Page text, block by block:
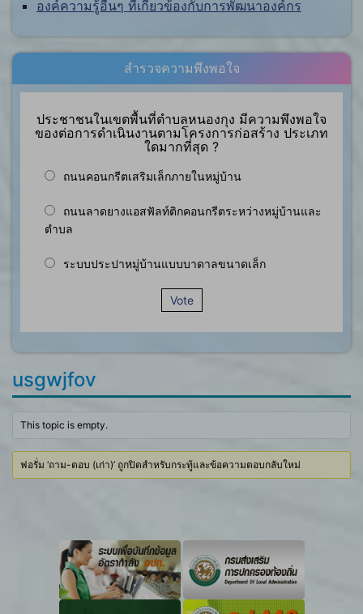
องค์ความรู้อื่นๆ ที่เกี่ยวข้องกับการพัฒนาองค์กร
สำรวจความพึงพอใจ
ประชาชนในเขตพื้นที่ตำบลหนองกุง มีความพึงพอใจ
ของต่อการดำเนินงานตามโครงการก่อสร้าง ประเภท
ใดมากที่สุด ?
ถนนคอนกรีตเสริมเล็กภายในหมู่บ้าน
ถนนลาดยางแอสฟัลท์ติกคอนกรีตระหว่างหมู่บ้านและ
ตำบล
ระบบประปาหมู่บ้านแบบบาดาลขนาดเล็ก
Vote
usgwjfov
This topic is empty.
ฟอรั่ม ‘ถาม-ตอบ (เก่า)’ ถูกปิดสำหรับกระทู้และข้อความตอบกลับใหม่